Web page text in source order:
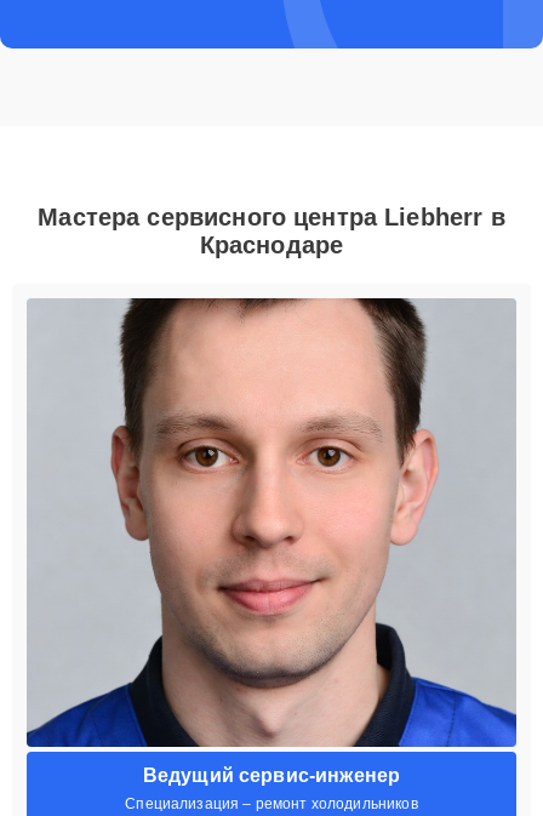
Мастера сервисного центра Liebherr в
Краснодаре
Ведущий сервис-инженер
Специализация – ремонт холодильников